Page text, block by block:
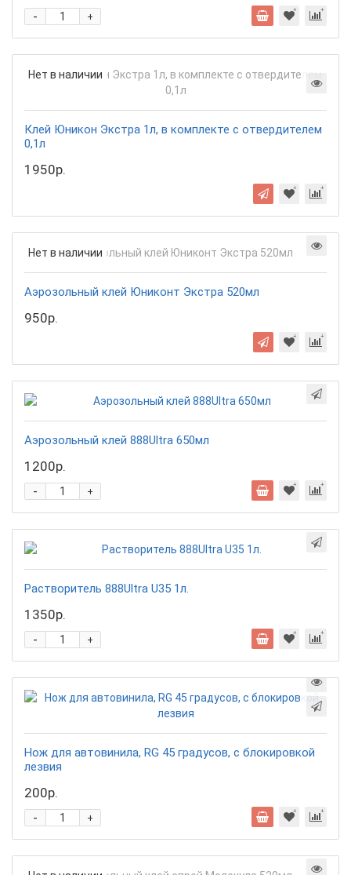
+
-
Нет в наличии
Клей Юникон Экстра 1л, в комплекте с отвердителем
0,1л
1950р.
Нет в наличии
Аэрозольный клей Юниконт Экстра 520мл
950р.
Аэрозольный клей 888Ultra 650мл
1200р.
+
-
Растворитель 888Ultra U35 1л.
1350р.
+
-
Нож для автовинила, RG 45 градусов, с блокировкой
лезвия
200р.
+
-